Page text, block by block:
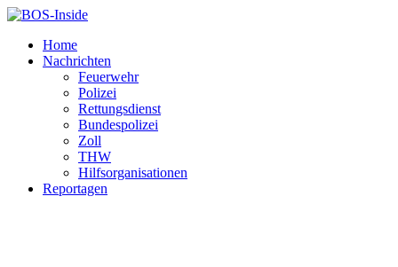
Home
Nachrichten
Feuerwehr
Polizei
Rettungsdienst
Bundespolizei
Zoll
THW
Hilfsorganisationen
Reportagen